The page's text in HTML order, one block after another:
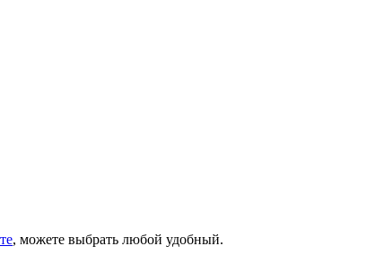
, можете выбрать любой удобный.